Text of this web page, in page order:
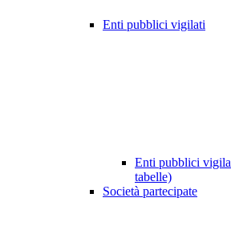
Enti pubblici vigilati
Enti pubblici
tabelle)
Società partecipate